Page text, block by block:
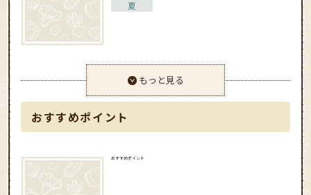
夏
もっと見る
おすすめポイント
おすすめポイント